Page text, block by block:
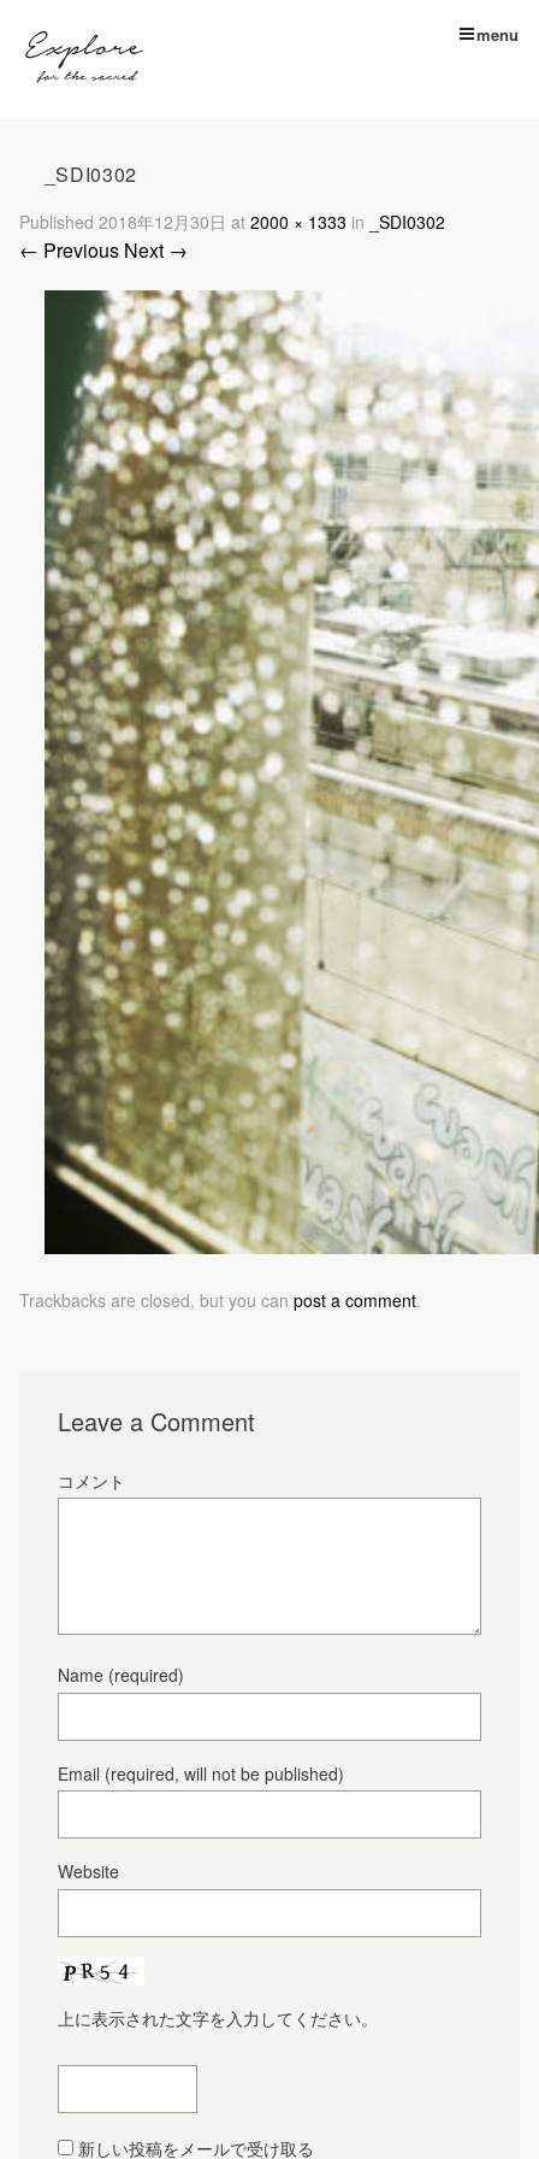
menu
_SDI0302
Published 2018年12月30日 at 2000 × 1333 in _SDI0302
← Previous Next →
Trackbacks are closed, but you can post a comment.
Leave a Comment
コメント
Name (required)
Email (required, will not be published)
Website
上に表示された文字を入力してください。
新しい投稿をメールで受け取る